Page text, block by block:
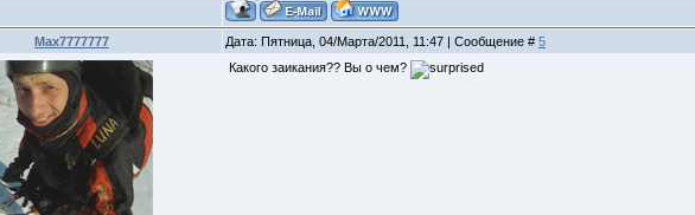
Max7777777 Дата: Пятница, 04/Марта/2011, 11:47 | Сообщение # 5
Какого заикания?? Вы о чем?